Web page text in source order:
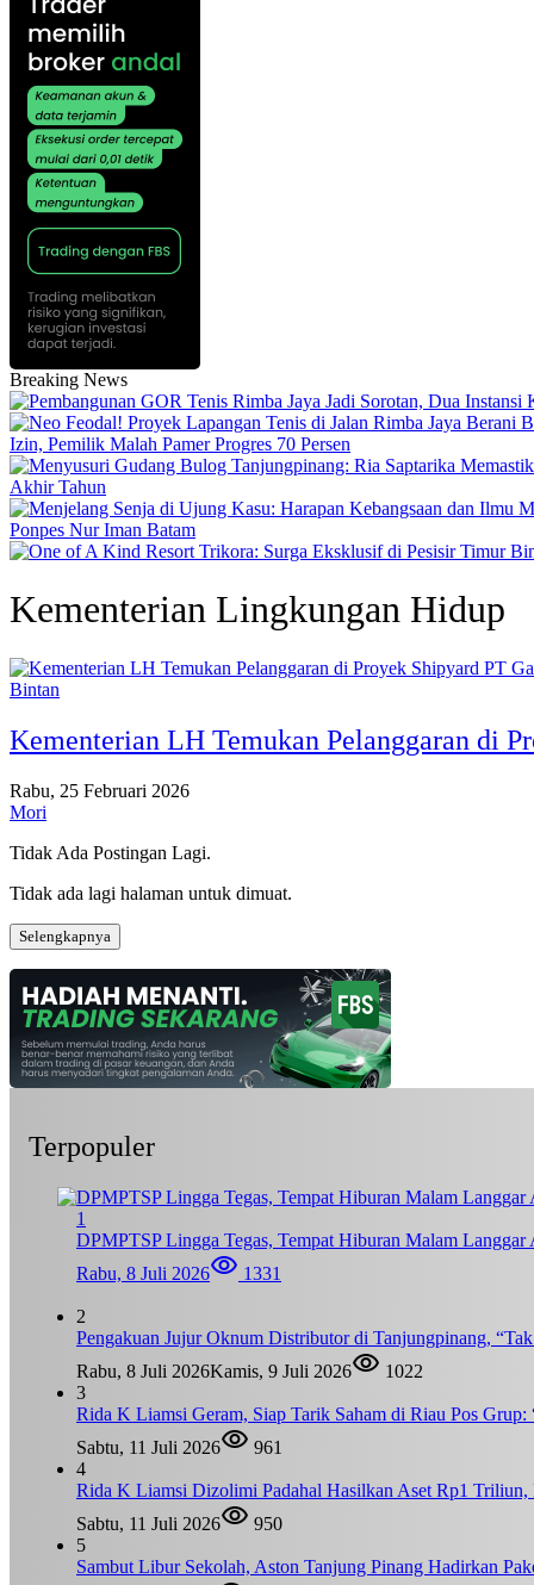
Breaking News
Izin, Pemilik Malah Pamer Progres 70 Persen
Akhir Tahun
Ponpes Nur Iman Batam
Kementerian Lingkungan Hidup
Bintan
Kementerian LH Temukan Pelanggaran di
Rabu, 25 Februari 2026
Mori
Tidak Ada Postingan Lagi.
Tidak ada lagi halaman untuk dimuat.
Selengkapnya
Terpopuler
1
DPMPTSP Lingga Tegas, Tempat Hiburan Malam Langgar
Rabu, 8 Juli 2026
1331
2
Pengakuan Jujur Oknum Distributor di Tanjungpinang,
Rabu, 8 Juli 2026Kamis, 9 Juli 2026
1022
3
Rida K Liamsi Geram, Siap Tarik Saham di Riau Pos
Sabtu, 11 Juli 2026
961
4
Rida K Liamsi Dizolimi Padahal Hasilkan Aset Rp1 Triliun,
Sabtu, 11 Juli 2026
950
5
Sambut Libur Sekolah, Aston Tanjung Pinang Hadirkan